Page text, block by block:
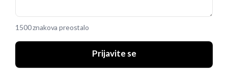
1500 znakova preostalo
Prijavite se